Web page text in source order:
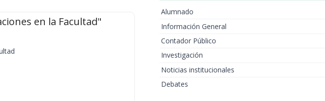
en la Facultad"
Alumnado
Información General
Contador Público
Investigación
Noticias institucionales
Debates